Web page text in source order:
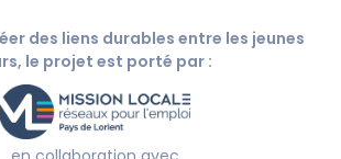
des liens durables entre les jeunes
le projet est porté par :